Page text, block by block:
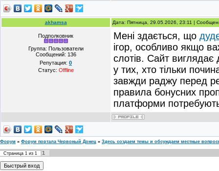
akhamsa Дата: Пятница, 29.05.2026, 23:11 |
Подполковник
Группа: Пользователи
Сообщений: 136
Репутация: 0
Статус: Offline
Мені здається, що
ігор, особливо якщо
слотів. Сайт виглядає
у тих, хто тільки
завжди раджу перед
правила бонусних
платформи
Форум » Форум портала Червоный Донец » Здесь создаем темы и обсуждаем местные
Страница 1 из 1 1